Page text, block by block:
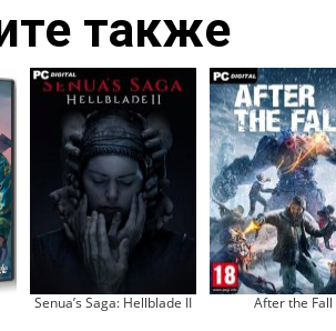
также
Senua’s Saga: Hellblade II After the Fall